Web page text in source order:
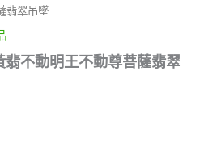
翡翠吊墜
不動明王不動尊菩薩翡翠